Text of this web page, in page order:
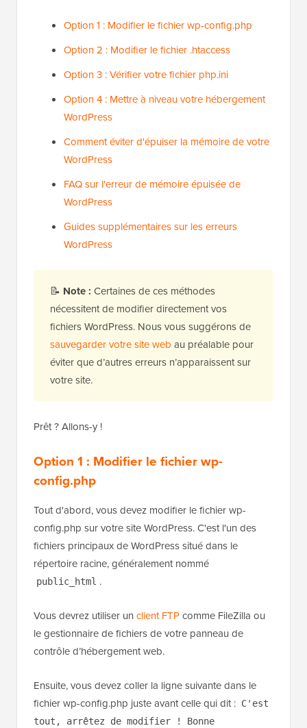
Option 1 : Modifier le fichier wp-config.php
Option 2 : Modifier le fichier .htaccess
Option 3 : Vérifier votre fichier php.ini
Option 4 : Mettre à niveau votre hébergement
WordPress
Comment éviter d'épuiser la mémoire de votre
WordPress
FAQ sur l'erreur de mémoire épuisée de
WordPress
Guides supplémentaires sur les erreurs
WordPress
📝 Note : Certaines de ces méthodes
nécessitent de modifier directement vos
fichiers WordPress. Nous vous suggérons de
sauvegarder votre site web au préalable pour
éviter que d’autres erreurs n’apparaissent sur
votre site.
Prêt ? Allons-y !
Option 1 : Modifier le fichier wp-
config.php
Tout d'abord, vous devez modifier le fichier wp-
config.php sur votre site WordPress. C'est l'un des
fichiers principaux de WordPress situé dans le
répertoire racine, généralement nommé
public_html .
Vous devrez utiliser un client FTPcomme FileZilla ou
le gestionnaire de fichiers de votre panneau de
contrôle d’hébergement web.
Ensuite, vous devez coller la ligne suivante dans le
fichier wp-config.php juste avant celle qui dit : C'est
tout, arrêtez de modifier ! Bonne